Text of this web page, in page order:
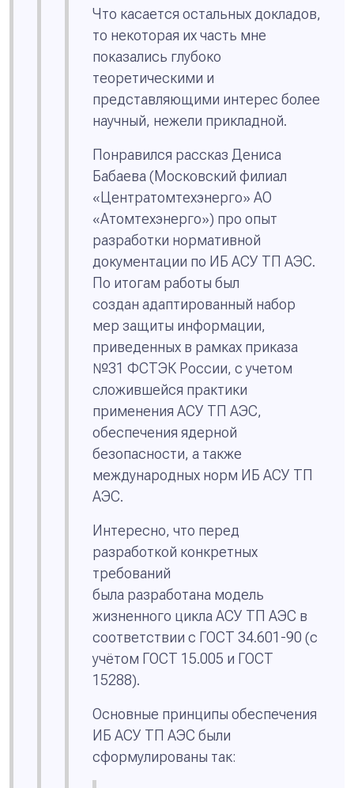
Что касается остальных докладов,
то некоторая их часть мне
показались глубоко
теоретическими и
представляющими интерес более
научный, нежели прикладной.
Понравился рассказ Дениса
Бабаева (Московский филиал
«Центратомтехэнерго» АО
«Атомтехэнерго») про опыт
разработки нормативной
документации по ИБ АСУ ТП АЭС.
По итогам работы был
создан адаптированный набор
мер защиты информации,
приведенных в рамках приказа
№31 ФСТЭК России, с учетом
сложившейся практики
применения АСУ ТП АЭС,
обеспечения ядерной
безопасности, а также
международных норм ИБ АСУ ТП
АЭС.
Интересно, что перед
разработкой конкретных
требований
была разработана модель
жизненного цикла АСУ ТП АЭС в
соответствии с ГОСТ 34.601-90 (с
учётом ГОСТ 15.005 и ГОСТ
15288).
Основные принципы обеспечения
ИБ АСУ ТП АЭС были
сформулированы так: